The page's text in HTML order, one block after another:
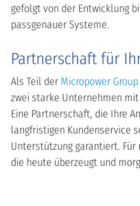
gefolgt von der Entwicklung
passgenauer Systeme.
Partnerschaft für
Als Teil der Micropower Group
zwei starke Unternehmen
Eine Partnerschaft, die Ihre
langfristigen Kundenservice
Unterstützung garantiert.
die heute überzeugt und